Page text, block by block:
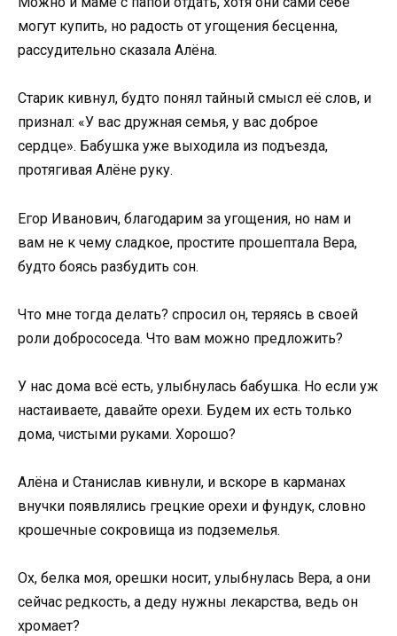
могут купить, но радость от угощения бесценна,
рассудительно сказала Алёна.
Старик кивнул, будто понял тайный смысл её слов, и
признал: «У вас дружная семья, у вас доброе
сердце». Бабушка уже выходила из подъезда,
протягивая Алёне руку.
Егор Иванович, благодарим за угощения, но нам и
вам не к чему сладкое, простите прошептала Вера,
будто боясь разбудить сон.
Что мне тогда делать? спросил он, теряясь в своей
роли добрососеда. Что вам можно предложить?
У нас дома всё есть, улыбнулась бабушка. Но если уж
настаиваете, давайте орехи. Будем их есть только
дома, чистыми руками. Хорошо?
Алёна и Станислав кивнули, и вскоре в карманах
внучки появлялись грецкие орехи и фундук, словно
крошечные сокровища из подземелья.
Ох, белка моя, орешки носит, улыбнулась Вера, а они
сейчас редкость, а деду нужны лекарства, ведь он
хромает?